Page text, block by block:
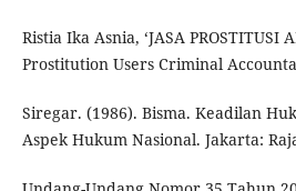
Ristia Ika Asnia, ‘JASA PROSTITUSI
Prostitution Users Criminal
Siregar. (1986). Bisma. Keadilan
Aspek Hukum Nasional. Jakarta: